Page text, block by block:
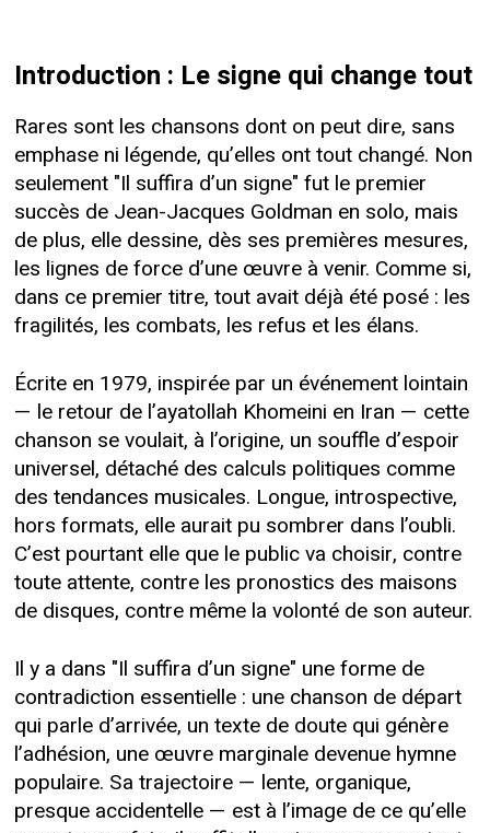
Introduction : Le signe qui change tout
Rares sont les chansons dont on peut dire, sans
emphase ni légende, qu’elles ont tout changé. Non
seulement "Il suffira d’un signe" fut le premier
succès de Jean-Jacques Goldman en solo, mais
de plus, elle dessine, dès ses premières mesures,
les lignes de force d’une œuvre à venir. Comme si,
dans ce premier titre, tout avait déjà été posé : les
fragilités, les combats, les refus et les élans.
Écrite en 1979, inspirée par un événement lointain
— le retour de l’ayatollah Khomeini en Iran — cette
chanson se voulait, à l’origine, un souffle d’espoir
universel, détaché des calculs politiques comme
des tendances musicales. Longue, introspective,
hors formats, elle aurait pu sombrer dans l’oubli.
C’est pourtant elle que le public va choisir, contre
toute attente, contre les pronostics des maisons
de disques, contre même la volonté de son auteur.
Il y a dans "Il suffira d’un signe" une forme de
contradiction essentielle : une chanson de départ
qui parle d’arrivée, un texte de doute qui génère
l’adhésion, une œuvre marginale devenue hymne
populaire. Sa trajectoire — lente, organique,
presque accidentelle — est à l’image de ce qu’elle